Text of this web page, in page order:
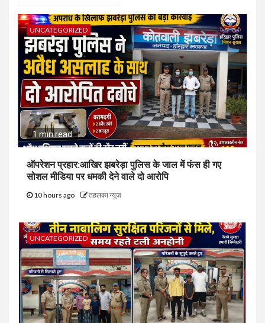
UNCATEGORIZED
1 min read
ऑपरेशन प्रहार:आखिर झबरेड़ा पुलिस के जाल में फंस ही गए
सोशल मीडिया पर धमकी देने वाले दो आरोपि
10 hours ago तहलका न्यूज़
UNCATEGORIZED